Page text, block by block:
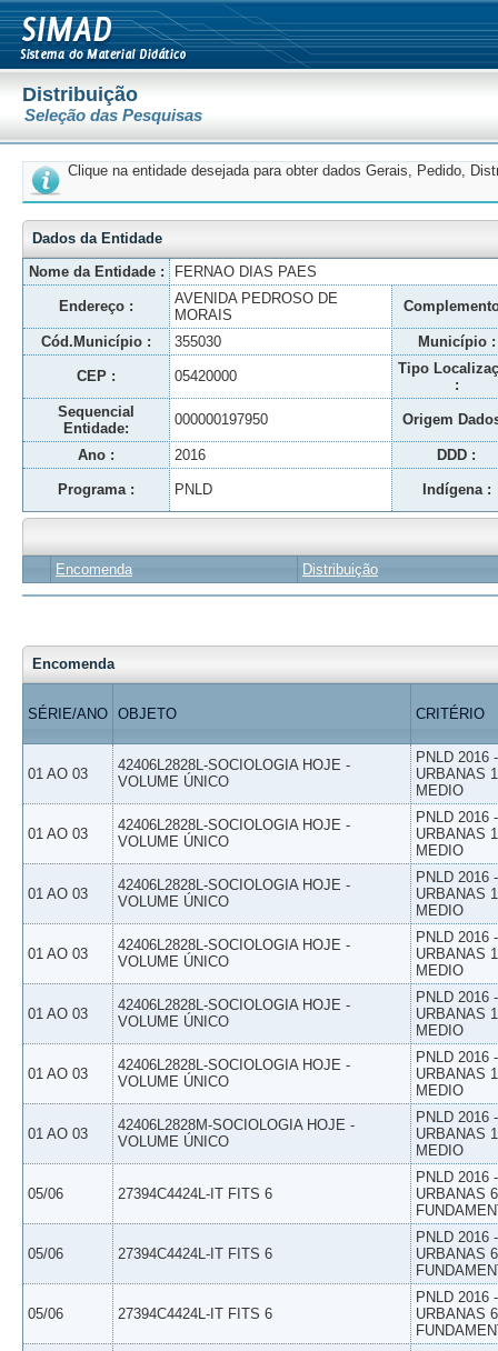
Distribuição
Seleção das Pesquisas
Clique na entidade desejada para obter dados Gerais, Pedido,
Dados da Entidade
Nome da Entidade :
FERNAO DIAS PAES
Endereço :
AVENIDA PEDROSO DE
MORAIS
Cód.Município : 355030 Município :
CEP : 05420000
Tipo
:
Sequencial
Entidade:
000000197950 Origem
Ano : 2016 DDD :
Programa : PNLD Indígena :
Encomenda Distribuição
Encomenda
SÉRIE/ANO OBJETO CRITÉRIO
01 AO 03
42406L2828L-SOCIOLOGIA HOJE -
VOLUME ÚNICO
PNLD 2016
URBANAS
MEDIO
01 AO 03
42406L2828L-SOCIOLOGIA HOJE -
VOLUME ÚNICO
PNLD 2016
URBANAS
MEDIO
01 AO 03
42406L2828L-SOCIOLOGIA HOJE -
VOLUME ÚNICO
PNLD 2016
URBANAS
MEDIO
01 AO 03
42406L2828L-SOCIOLOGIA HOJE -
VOLUME ÚNICO
PNLD 2016
URBANAS
MEDIO
01 AO 03
42406L2828L-SOCIOLOGIA HOJE -
VOLUME ÚNICO
PNLD 2016
URBANAS
MEDIO
01 AO 03
42406L2828L-SOCIOLOGIA HOJE -
VOLUME ÚNICO
PNLD 2016
URBANAS
MEDIO
01 AO 03
42406L2828M-SOCIOLOGIA HOJE -
VOLUME ÚNICO
PNLD 2016
URBANAS
MEDIO
05/06 27394C4424L-IT FITS 6
PNLD 2016
URBANAS
05/06 27394C4424L-IT FITS 6
PNLD 2016
URBANAS
05/06 27394C4424L-IT FITS 6
PNLD 2016
URBANAS